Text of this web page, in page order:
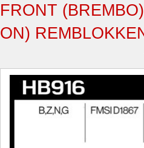
FRONT
ON)